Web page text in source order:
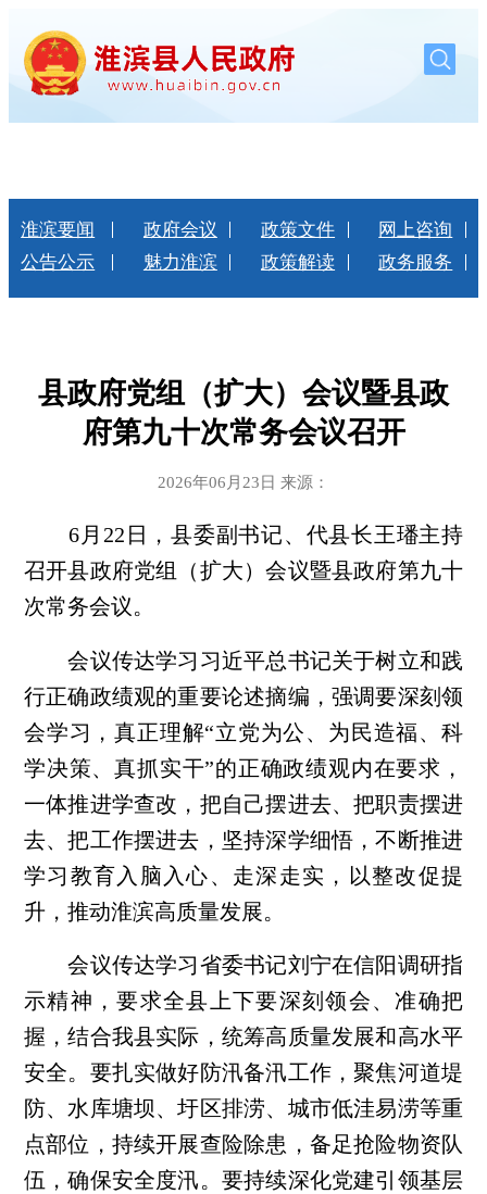
淮滨要闻 政府会议 政策文件
网上咨询
公告公示
魅力淮滨 政策解读 政务服务
县政府党组（扩大）会议暨县政
府第九十次常务会议召开
2026年06月23日 来源：
6月22日，县委副书记、代县长王璠主持
召开县政府党组（扩大）会议暨县政府第九十
次常务会议。
会议传达学习习近平总书记关于树立和践
行正确政绩观的重要论述摘编，强调要深刻领
会学习，真正理解“立党为公、为民造福、科
学决策、真抓实干”的正确政绩观内在要求，
一体推进学查改，把自己摆进去、把职责摆进
去、把工作摆进去，坚持深学细悟，不断推进
学习教育入脑入心、走深走实，以整改促提
升，推动淮滨高质量发展。
会议传达学习省委书记刘宁在信阳调研指
示精神，要求全县上下要深刻领会、准确把
握，结合我县实际，统筹高质量发展和高水平
安全。要扎实做好防汛备汛工作，聚焦河道堤
防、水库塘坝、圩区排涝、城市低洼易涝等重
点部位，持续开展查险除患，备足抢险物资队
伍，确保安全度汛。要持续深化党建引领基层